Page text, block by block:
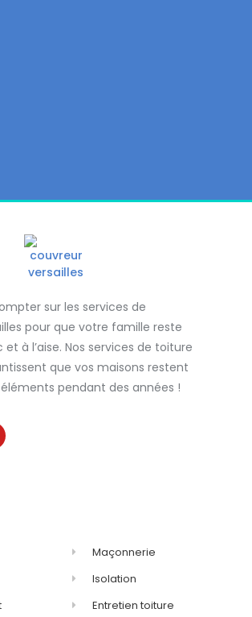
sur les services de
pour que votre famille reste
à l’aise. Nos services de toiture
que vos maisons restent
pendant des années !
Maçonnerie
Isolation
Entretien toiture